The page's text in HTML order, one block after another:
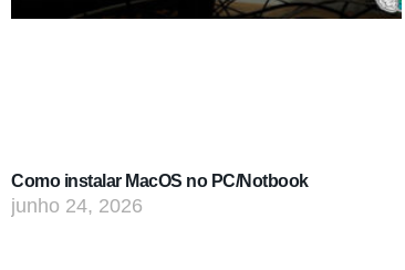
Como instalar MacOS no PC/Notbook
junho 24, 2026